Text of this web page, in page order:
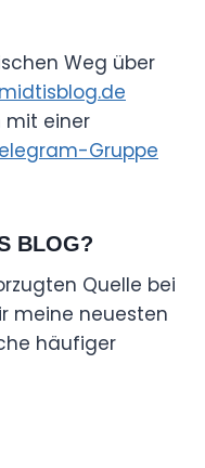
Weg über
mit einer
Gruppe
BLOG?
Quelle bei
meine neuesten
häufiger